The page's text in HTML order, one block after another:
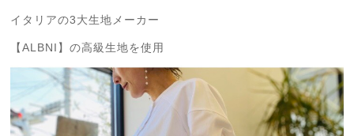
イタリアの3大生地メーカー
【ALBNI】の高級生地を使用